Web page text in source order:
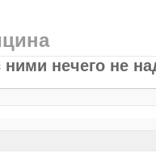
нечего не